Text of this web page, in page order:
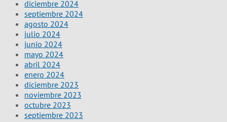
diciembre 2024
septiembre 2024
agosto 2024
julio 2024
junio 2024
mayo 2024
abril 2024
enero 2024
diciembre 2023
noviembre 2023
octubre 2023
septiembre 2023